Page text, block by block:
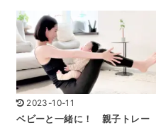
2023-10-11
ベビーと一緒に！ 親子トレー